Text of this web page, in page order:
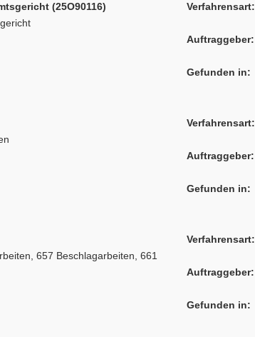
(25O90116)
Verfahrensart:
Auftraggeber:
Gefunden in:
Verfahrensart:
Auftraggeber:
Gefunden in:
657 Beschlagarbeiten, 661
Verfahrensart:
Auftraggeber:
Gefunden in: